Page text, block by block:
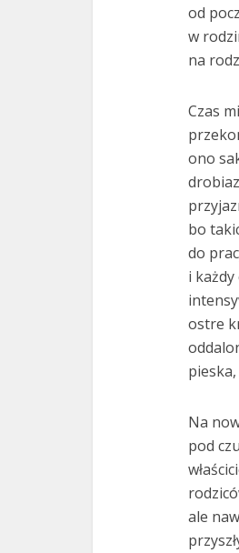
od
w
na
Czas
ono
bo
do
i
ostre
Na
pod
ale